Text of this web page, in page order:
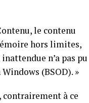
le contenu
⁣hors limites,
n’a pas pu
(BSOD). »
contrairement à ce